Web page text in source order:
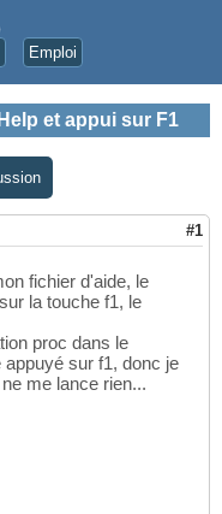
Emploi
et appui sur F1
#1
fichier d'aide, le
la touche f1, le
proc dans le
sur f1, donc je
me lance rien...